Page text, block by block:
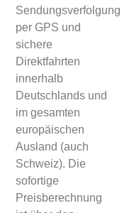
Sendungsverfolgung
per GPS und
sichere
Direktfahrten
innerhalb
Deutschlands und
im gesamten
europäischen
Ausland (auch
Schweiz). Die
sofortige
Preisberechnung